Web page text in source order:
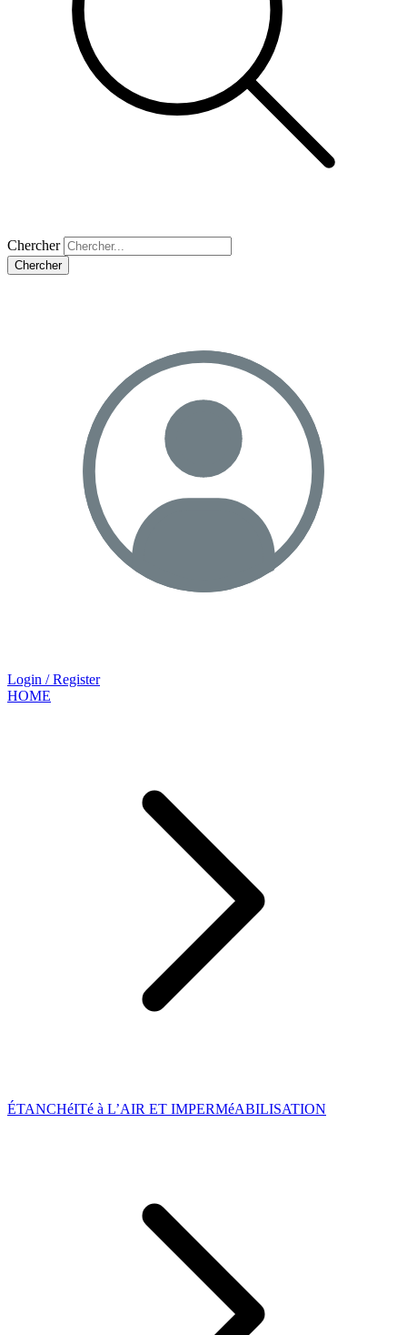
Chercher
Chercher
Login / Register
HOME
ÉTANCHéITé à L’AIR ET IMPERMéABILISATION